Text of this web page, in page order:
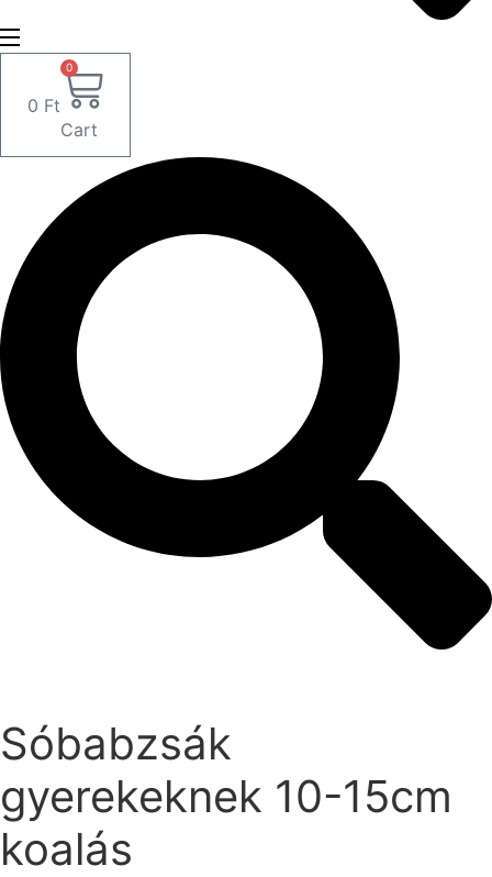
0 Ft
0
Cart
Sóbabzsák
gyerekeknek 10-15cm
koalás